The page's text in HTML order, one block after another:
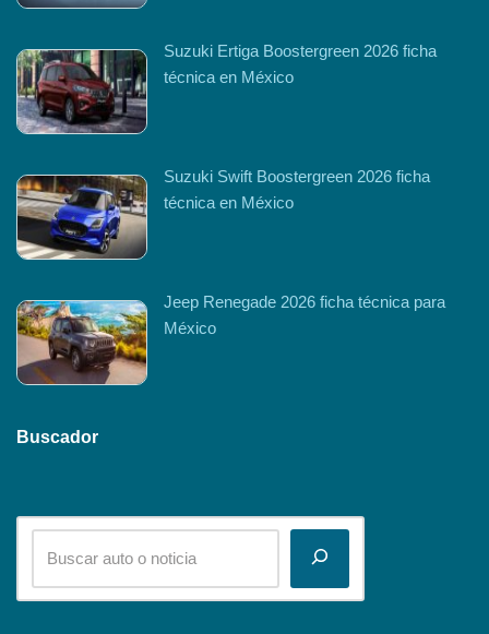
Suzuki Ertiga Boostergreen 2026 ficha
técnica en México
Suzuki Swift Boostergreen 2026 ficha
técnica en México
Jeep Renegade 2026 ficha técnica para
México
Buscador